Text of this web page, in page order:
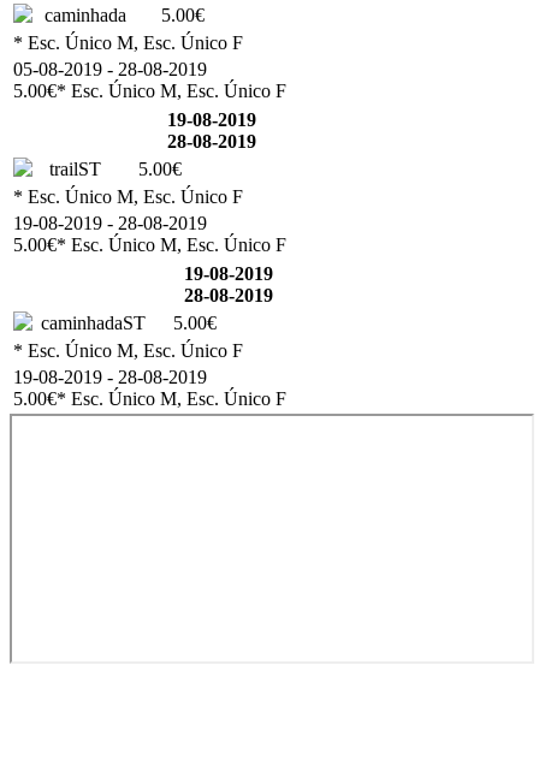
caminhada
5.00€
* Esc. Único M, Esc. Único F
05-08-2019 - 28-08-2019
5.00€* Esc. Único M, Esc. Único F
19-08-2019
28-08-2019
trailST
5.00€
* Esc. Único M, Esc. Único F
19-08-2019 - 28-08-2019
5.00€* Esc. Único M, Esc. Único F
19-08-2019
28-08-2019
caminhadaST
5.00€
* Esc. Único M, Esc. Único F
19-08-2019 - 28-08-2019
5.00€* Esc. Único M, Esc. Único F